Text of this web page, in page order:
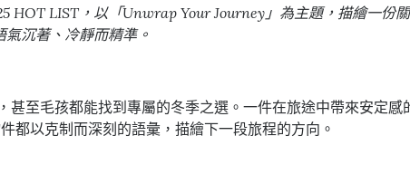
HOT LIST，以「Unwrap Your Journey」為主題，描繪一
沉著、冷靜而精準。
至毛孩都能找到專屬的冬季之選。一件在旅途中帶來安定
以克制而深刻的語彙，描繪下一段旅程的方向。